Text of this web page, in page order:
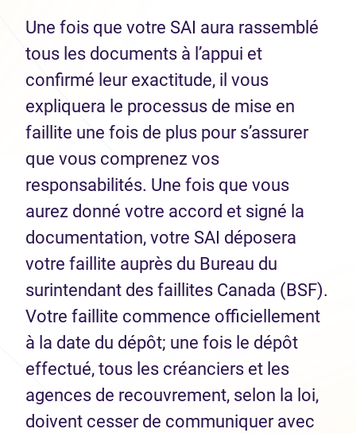
Une fois que votre SAI aura rassemblé
tous les documents à l’appui et
confirmé leur exactitude, il vous
expliquera le processus de mise en
faillite une fois de plus pour s’assurer
que vous comprenez vos
responsabilités. Une fois que vous
aurez donné votre accord et signé la
documentation, votre SAI déposera
votre faillite auprès du Bureau du
surintendant des faillites Canada (BSF).
Votre faillite commence officiellement
à la date du dépôt; une fois le dépôt
effectué, tous les créanciers et les
agences de recouvrement, selon la loi,
doivent cesser de communiquer avec